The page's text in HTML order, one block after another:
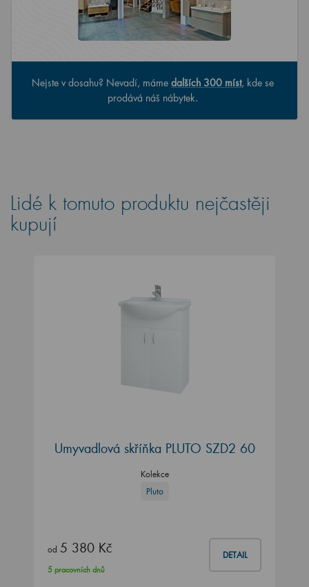
Nejste v dosahu? Nevadí, máme dalších 300 míst, kde se
prodává náš nábytek.
Lidé k tomuto produktu nejčastěji
kupují
Umyvadlová skříňka PLUTO SZD2 60
Kolekce
Pluto
od 5 380 Kč DETAIL
5 pracovních dnů